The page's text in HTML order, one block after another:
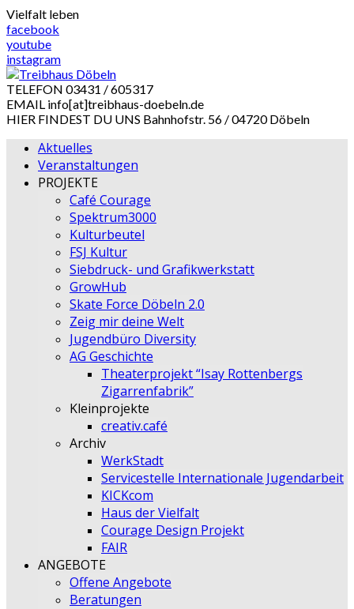
Skip
to
content
Vielfalt leben
facebook
youtube
instagram
TELEFON 03431 / 605317
EMAIL info[at]treibhaus-doebeln.de
HIER FINDEST DU UNS Bahnhofstr. 56 / 04720 Döbeln
Aktuelles
Veranstaltungen
PROJEKTE
Café Courage
Spektrum3000
Kulturbeutel
FSJ Kultur
Siebdruck- und Grafikwerkstatt
GrowHub
Skate Force Döbeln 2.0
Zeig mir deine Welt
Jugendbüro Diversity
AG Geschichte
Theaterprojekt “Isay Rottenbergs
Zigarrenfabrik”
Kleinprojekte
creativ.café
Archiv
WerkStadt
Servicestelle Internationale Jugendarbeit
KICKcom
Haus der Vielfalt
Courage Design Projekt
FAIR
ANGEBOTE
Offene Angebote
Beratungen